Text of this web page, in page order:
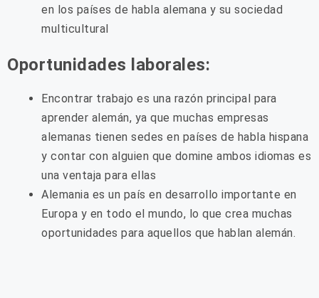
en los países de habla alemana y su sociedad
multicultural
Oportunidades laborales:
Encontrar trabajo es una razón principal para
aprender alemán, ya que muchas empresas
alemanas tienen sedes en países de habla hispana
y contar con alguien que domine ambos idiomas es
una ventaja para ellas
Alemania es un país en desarrollo importante en
Europa y en todo el mundo, lo que crea muchas
oportunidades para aquellos que hablan alemán.